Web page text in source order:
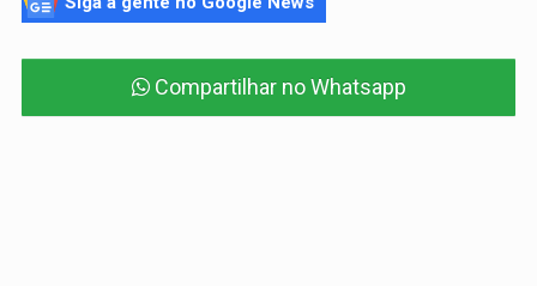
Compartilhar no Whatsapp